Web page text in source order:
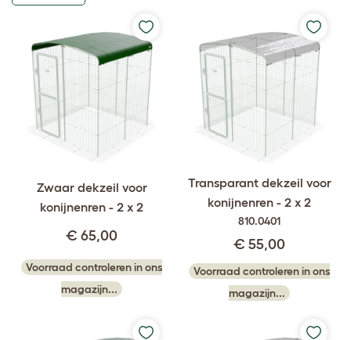
Zwaar dekzeil voor
konijnenren - 2 x 2
€ 65,00
Voorraad controleren in ons
magazijn...
Transparant dekzeil voor
konijnenren - 2 x 2
810.0401
€ 55,00
Voorraad controleren in ons
magazijn...